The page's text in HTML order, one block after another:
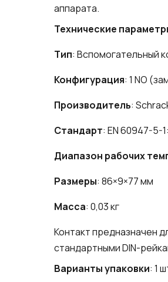
аппарата.
Технические
Тип: Вспомогательный
Конфигурация: 1 NO
Производитель:
Стандарт: EN 60947-5-
Диапазон рабочих
Размеры: 86×9×77 мм
Масса: 0,03 кг
Контакт предназначен
стандартными DIN-
Варианты упаковки: 1